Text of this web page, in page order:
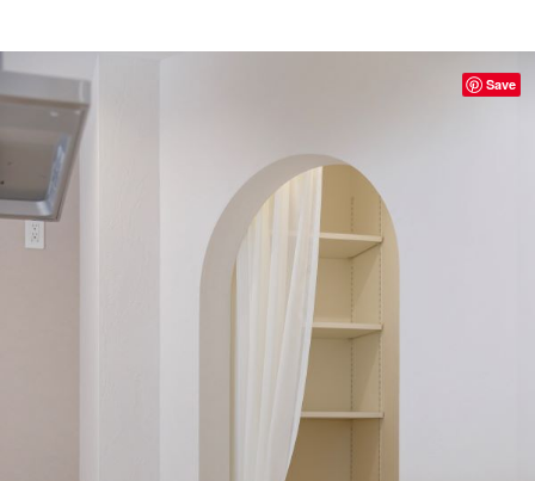
Save